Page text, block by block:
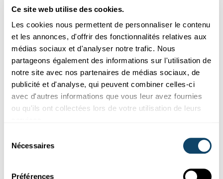
Ce site web utilise des cookies.
Les cookies nous permettent de personnaliser le contenu
et les annonces, d'offrir des fonctionnalités relatives aux
médias sociaux et d'analyser notre trafic. Nous
partageons également des informations sur l'utilisation de
notre site avec nos partenaires de médias sociaux, de
publicité et d'analyse, qui peuvent combiner celles-ci
avec d'autres informations que vous leur avez fournies
ou qu'ils ont collectées lors de votre utilisation de leurs
Nécessaires
Préférences
Taux d’incidence selon l’âge au moment du diagnostic,
2022. Source : données d'incidence SEER, modèle
novembre 2024 (1975-2022), 21 registres SEER Crédit :